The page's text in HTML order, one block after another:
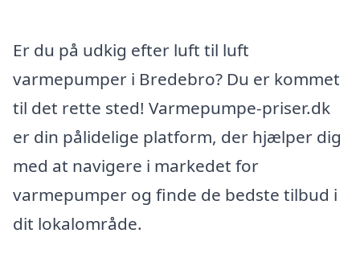
Er du på udkig efter luft til luft
varmepumper i Bredebro? Du er kommet
til det rette sted! Varmepumpe-priser.dk
er din pålidelige platform, der hjælper dig
med at navigere i markedet for
varmepumper og finde de bedste tilbud i
dit lokalområde.